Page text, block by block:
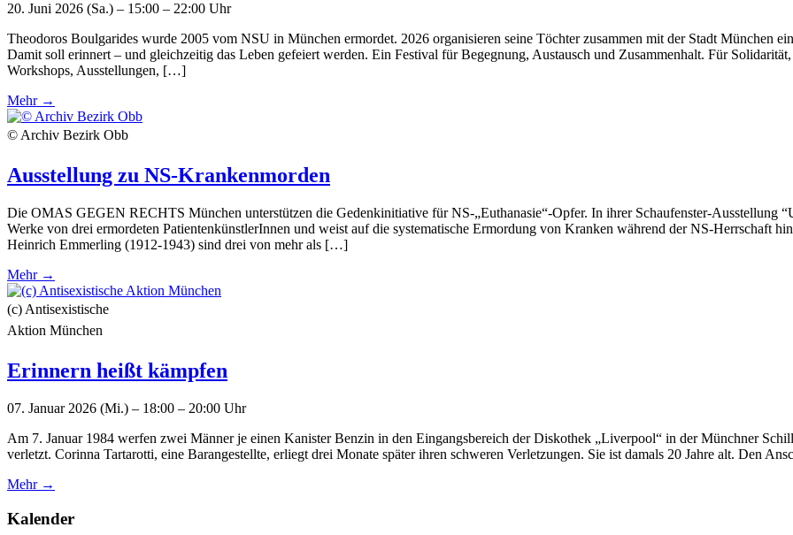
20. Juni 2026 (Sa.) – 15:00 – 22:00 Uhr
Theodoros Boulgarides wurde 2005 vom NSU in München ermordet. 2026 organisieren seine Töchter zusammen mit der Stadt München
Damit soll erinnert – und gleichzeitig das Leben gefeiert werden. Ein Festival für Begegnung, Austausch und Zusammenhalt. Für
Workshops, Ausstellungen, […]
Mehr →
© Archiv Bezirk Obb
Ausstellung zu NS-Krankenmorden
Die OMAS GEGEN RECHTS München unterstützen die Gedenkinitiative für NS-„Euthanasie“-Opfer. In ihrer Schaufenster-Ausstellung
Werke von drei ermordeten PatientenkünstlerInnen und weist auf die systematische Ermordung von Kranken während der NS-Herrschaft
Heinrich Emmerling (1912-1943) sind drei von mehr als […]
Mehr →
(c) Antisexistische
Aktion München
Erinnern heißt kämpfen
07. Januar 2026 (Mi.) – 18:00 – 20:00 Uhr
Am 7. Januar 1984 werfen zwei Männer je einen Kanister Benzin in den Eingangsbereich der Diskothek „Liverpool“ in der Münchner
verletzt. Corinna Tartarotti, eine Barangestellte, erliegt drei Monate später ihren schweren Verletzungen. Sie ist damals 20 Jahre alt. Den
Mehr →
Kalender